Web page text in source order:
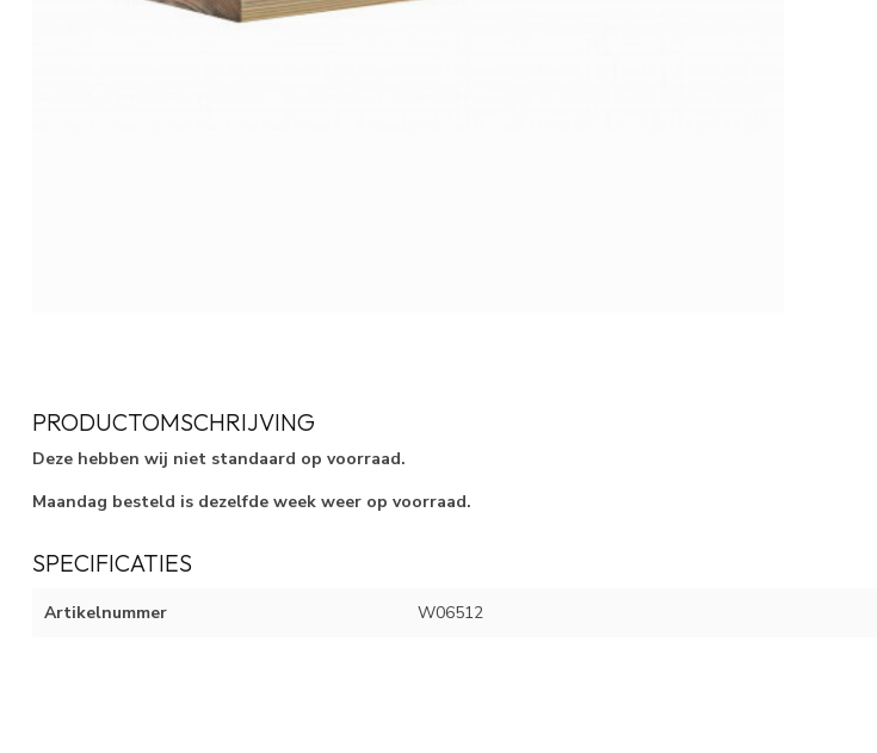
PRODUCTOMSCHRIJVING
Deze hebben wij niet standaard op voorraad.
Maandag besteld is dezelfde week weer op voorraad.
SPECIFICATIES
Artikelnummer W06512